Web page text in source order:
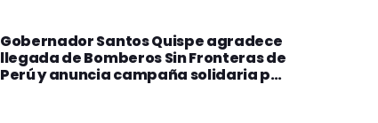
Gobernador Santos Quispe agradece
llegada de Bomberos Sin Fronteras de
Perú y anuncia campaña solidaria por